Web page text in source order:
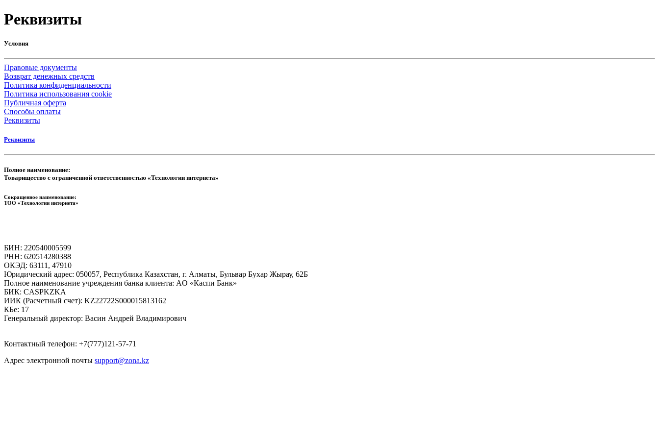
Реквизиты
Условия
Правовые документы
Возврат денежных средств
Политика конфиденциальности
Политика использования cookie
Публичная оферта
Способы оплаты
Реквизиты
Реквизиты
Полное наименование:
Товарищество с ограниченной ответственностью «Технологии интернета»
Сокращенное наименование:
ТОО «Технологии интернета»
БИН: 220540005599
РНН: 620514280388
ОКЭД: 63111, 47910
Юридический адрес: 050057, Республика Казахстан, г. Алматы, Бульвар Бухар Жырау, 62Б
Полное наименование учреждения банка клиента: AO «Каспи Банк»
БИК: CASPKZKA
ИИК (Расчетный счет): KZ22722S000015813162
КБе: 17
Генеральный директор: Васин Андрей Владимирович
Контактный телефон: +7(777)121-57-71
Адрес электронной почты support@zona.kz